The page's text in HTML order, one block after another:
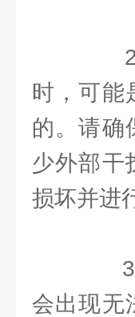
2、
时，可能
的。请确
少外部干
损坏并进
3、
会出现无